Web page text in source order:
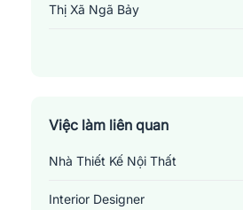
Thị Xã Ngã Bảy
Việc làm liên quan
Nhà Thiết Kế Nội Thất
Interior Designer